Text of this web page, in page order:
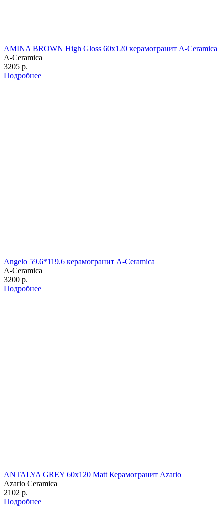
AMINA BROWN High Gloss 60х120 керамогранит A-Ceramica
A-Ceramica
3205 р.
Подробнее
Angelo 59.6*119.6 керамогранит A-Ceramica
A-Ceramica
3200 р.
Подробнее
ANTALYA GREY 60х120 Matt Керамогранит Azario
Azario Ceramica
2102 р.
Подробнее